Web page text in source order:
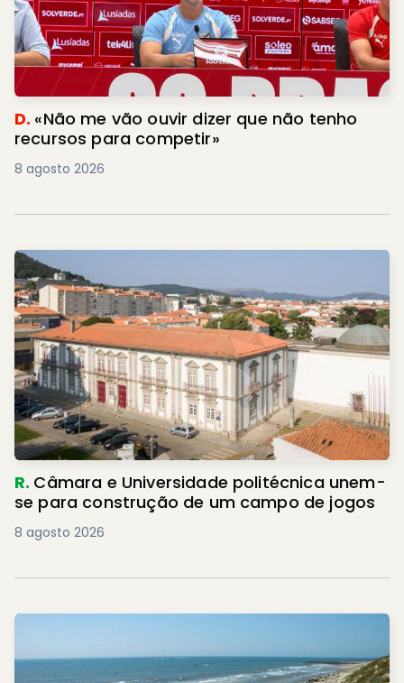
D. «Não me vão ouvir dizer que não tenho
recursos para competir»
8 agosto 2026
R. Câmara e Universidade politécnica unem-
se para construção de um campo de jogos
8 agosto 2026